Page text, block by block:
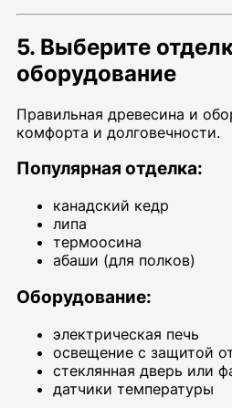
5. Выберите
оборудование
Правильная древесина и
комфорта и долговечности.
Популярная отделка:
канадский кедр
липа
термоосина
абаши (для полков)
Оборудование:
электрическая печь
освещение с защитой
стеклянная дверь или
датчики температуры